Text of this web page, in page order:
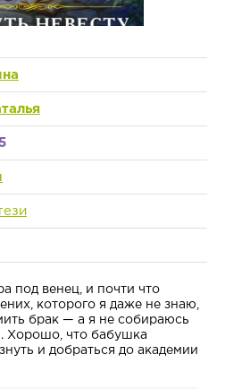
под венец, и почти что
которого я даже не знаю,
брак — а я не собираюсь
Хорошо, что бабушка
и добраться до академии